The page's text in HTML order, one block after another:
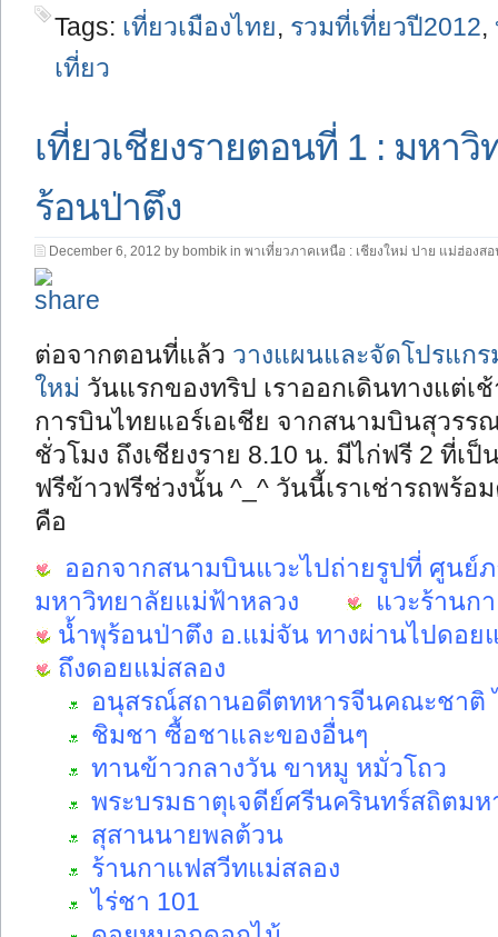
Tags: เที่ยวเมืองไทย, รวมที่เที่ยวปี2012,
เที่ยว
เที่ยวเชียงรายตอนที่ 1 : มหา
ร้อนป่าตึง
December 6, 2012 by bombik in พาเที่ยวภาคเหนือ : เชียงใหม่ ปาย แม่ฮ่องส
ต่อจากตอนที่แล้ว วางแผนและจัดโปรแกร
ใหม่ วันแรกของทริป เราออกเดินทางแต่เ
การบินไทยแอร์เอเชีย จากสนามบินสุวรร
ชั่วโมง ถึงเชียงราย 8.10 น. มีไก่ฟรี 2 ที่เ
ฟรีข้าวฟรีช่วงนั้น ^_^ วันนี้เราเช่ารถพร้
คือ
ออกจากสนามบินแวะไปถ่ายรูปที่ ศูนย์
มหาวิทยาลัยแม่ฟ้าหลวง
แวะร้านก
น้ำพุร้อนป่าตึง อ.แม่จัน ทางผ่านไปดอย
ถึงดอยแม่สลอง
อนุสรณ์สถานอดีตทหารจีนคณะชาติ
ชิมชา ซื้อชาและของอื่นๆ
ทานข้าวกลางวัน ขาหมู หมั่วโถว
พระบรมธาตุเจดีย์ศรีนครินทร์สถิตม
สุสานนายพลต้วน
ร้านกาแฟสวีทแม่สลอง
ไร่ชา 101